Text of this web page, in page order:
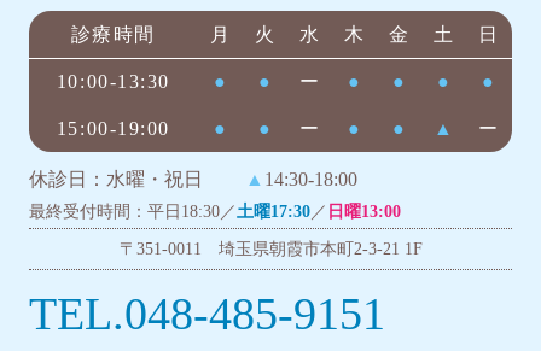
診療時間 月 火 水 木 金 土 日
10:00-13:30 ● ● ー ● ● ● ●
15:00-19:00 ● ● ー ● ● ▲ ー
休診日：水曜・祝日 ▲ 14:30-18:00
最終受付時間：平日18:30／ 土曜17:30／ 日曜13:00
〒351-0011 埼玉県朝霞市本町2-3-21 1F
TEL.048-485-9151